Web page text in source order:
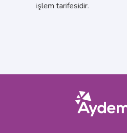
işlem tarifesidir.